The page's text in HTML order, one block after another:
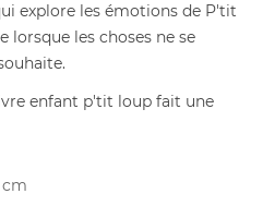
explore les émotions de P'tit
lorsque les choses ne se
enfant p'tit loup fait une
cm